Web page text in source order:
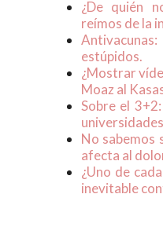
¿De quién
reímos de la
estúpidos.
¿Mostrar
Moaz al
Sobre el
No sabemos
afecta al
¿Uno de
inevitable